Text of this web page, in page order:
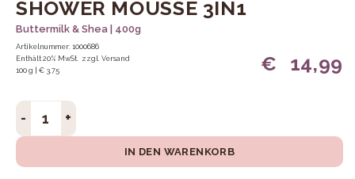
SHOWER MOUSSE 3IN1
Buttermilk & Shea | 400g
€ 14,99
Artikelnummer: 1000686
Enthält 20% MwSt.
zzgl. Versand
100 g | € 3,75
Shower Mousse 3in1 Menge
IN DEN WARENKORB